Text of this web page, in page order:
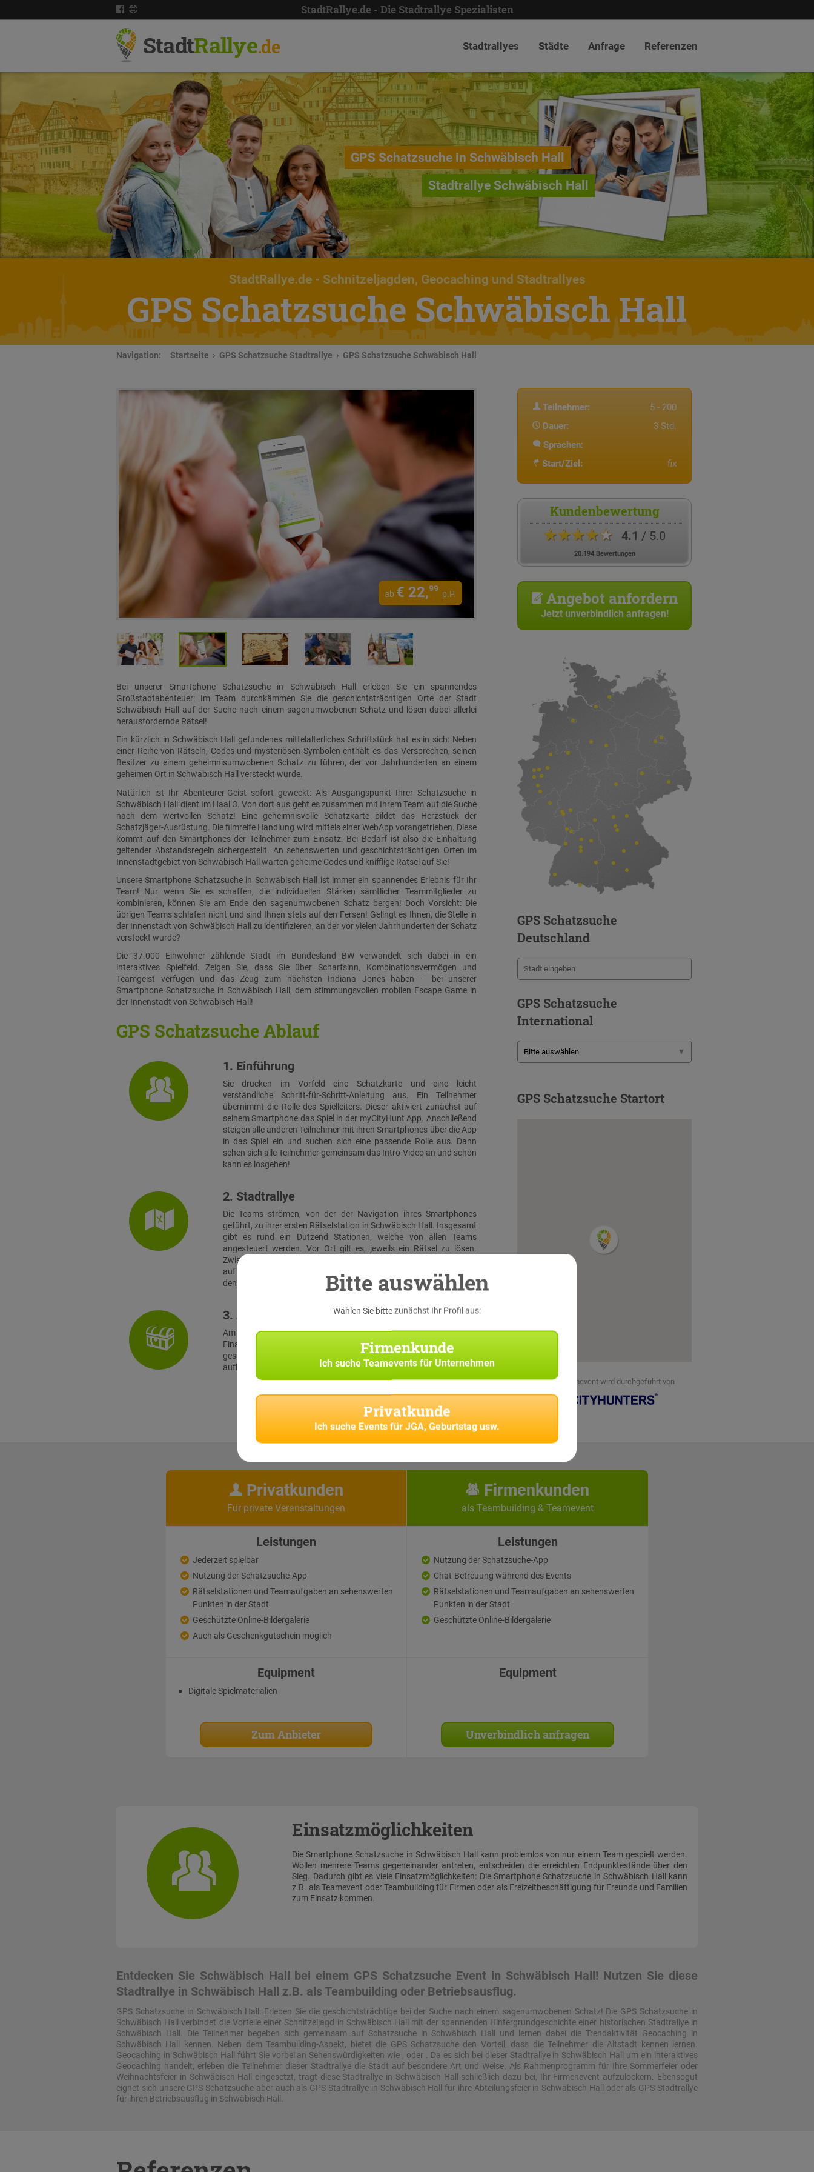
StadtRallye.de - Die Stadtrallye Spezialisten
StadtRallye.de Stadtrallyes Städte Anfrage Referenzen
GPS Schatzsuche in Schwäbisch Hall
Stadtrallye Schwäbisch Hall
StadtRallye.de- Schnitzeljagden, Geocaching und Stadtrallyes
GPS Schatzsuche Schwäbisch Hall
Navigation: Startseite GPS Schatzsuche Stadtrallye GPS Schatzsuche Schwäbisch Hall
ab € 22,99
p.P.
Bei unserer Smartphone Schatzsuche in Schwäbisch Hall erleben Sie ein spannendes
Großstadtabenteuer: Im Team durchkämmen Sie die geschichtsträchtigen Orte der Stadt
Schwäbisch Hall auf der Suche nach einem sagenumwobenen Schatz und lösen dabei allerlei
herausfordernde Rätsel!
Ein kürzlich in Schwäbisch Hall gefundenes mittelalterliches Schriftstück hat es in sich: Neben
einer Reihe von Rätseln, Codes und mysteriösen Symbolen enthält es das Versprechen, seinen
Besitzer zu einem geheimnisumwobenen Schatz zu führen, der vor Jahrhunderten an einem
geheimen Ort in Schwäbisch Hall versteckt wurde.
Natürlich ist Ihr Abenteurer-Geist sofort geweckt: Als Ausgangspunkt Ihrer Schatzsuche in
Schwäbisch Hall dient Im Haal 3. Von dort aus geht es zusammen mit Ihrem Team auf die Suche
nach dem wertvollen Schatz! Eine geheimnisvolle Schatzkarte bildet das Herzstück der
Schatzjäger-Ausrüstung. Die filmreife Handlung wird mittels einer WebApp vorangetrieben. Diese
kommt auf den Smartphones der Teilnehmer zum Einsatz. Bei Bedarf ist also die Einhaltung
geltender Abstandsregeln sichergestellt. An sehenswerten und geschichtsträchtigen Orten im
Innenstadtgebiet von Schwäbisch Hall warten geheime Codes und knifflige Rätsel auf Sie!
Unsere Smartphone Schatzsuche in Schwäbisch Hall ist immer ein spannendes Erlebnis für Ihr
Team! Nur wenn Sie es schaffen, die individuellen Stärken sämtlicher Teammitglieder zu
kombinieren, können Sie am Ende den sagenumwobenen Schatz bergen! Doch Vorsicht: Die
übrigen Teams schlafen nicht und sind Ihnen stets auf den Fersen! Gelingt es Ihnen, die Stelle in
der Innenstadt von Schwäbisch Hall zu identifizieren, an der vor vielen Jahrhunderten der Schatz
versteckt wurde?
Die 37.000 Einwohner zählende Stadt im Bundesland BW verwandelt sich dabei in ein
interaktives Spielfeld. Zeigen Sie, dass Sie über Scharfsinn, Kombinationsvermögen und
Teamgeist verfügen und das Zeug zum nächsten Indiana Jones haben – bei unserer
Smartphone Schatzsuche in Schwäbisch Hall, dem stimmungsvollen mobilen Escape Game in
der Innenstadt von Schwäbisch Hall!
GPS Schatzsuche Ablauf
1. Einführung
Sie drucken im Vorfeld eine Schatzkarte und eine leicht
verständliche Schritt-für-Schritt-Anleitung aus. Ein Teilnehmer
übernimmt die Rolle des Spielleiters. Dieser aktiviert zunächst auf
seinem Smartphone das Spiel in der myCityHunt App. Anschließend
steigen alle anderen Teilnehmer mit ihren Smartphones über die App
in das Spiel ein und suchen sich eine passende Rolle aus. Dann
sehen sich alle Teilnehmer gemeinsam das Intro-Video an und schon
kann es losgehen!
2. Stadtrallye
Die Teams strömen, von der der Navigation ihres Smartphones
geführt, zu ihrer ersten Rätselstation in Schwäbisch Hall. Insgesamt
gibt es rund ein Dutzend Stationen, welche von allen Teams
angesteuert werden. Vor Ort gilt es, jeweils ein Rätsel zu lösen.
Zwischendurch bekommt jeder Teilnehmer zusätzliche Challenges
auf sein Handy gespielt. Diese Aufgaben entsprechen thematisch
den vorab verteilten Teilnehmer-Rollen.
3. Abschluss & Schatzfund
Am Finalort treffen alle Teams wieder aufeinander. Beim großen
Finale müssen die Teilnehmer noch einmal alles geben, um durch
geschickte Kombination der Lösungen der aufeinander
aufbauenden Rätsel gemeinsam den virtuellen Schatz zu bergen...
Teilnehmer:
5 - 200
Dauer:
3 Std.
Sprachen:
Start/Ziel:
fix
Kundenbewertung
★★★★★ 4.1 / 5.0
20.194 Bewertungen
Angebot anfordern
Jetzt unverbindlich anfragen!
GPS Schatzsuche
Deutschland
GPS Schatzsuche
International
GPS Schatzsuche Startort
Dieses Teamevent wird durchgeführt von
Privatkunden
Für private Veranstaltungen
Firmenkunden
als Teambuilding & Teamevent
Leistungen
Jederzeit spielbar
Nutzung der Schatzsuche-App
Rätselstationen und Teamaufgaben an sehenswerten
Punkten in der Stadt
Geschützte Online-Bildergalerie
Auch als Geschenkgutschein möglich
Leistungen
Nutzung der Schatzsuche-App
Chat-Betreuung während des Events
Rätselstationen und Teamaufgaben an sehenswerten
Punkten in der Stadt
Geschützte Online-Bildergalerie
Equipment
Digitale Spielmaterialien
Equipment
Zum Anbieter Unverbindlich anfragen
Einsatzmöglichkeiten
Die Smartphone Schatzsuche in Schwäbisch Hall kann problemlos von nur einem Team gespielt werden.
Wollen mehrere Teams gegeneinander antreten, entscheiden die erreichten Endpunktestände über den
Sieg. Dadurch gibt es viele Einsatzmöglichkeiten: Die Smartphone Schatzsuche in Schwäbisch Hall kann
z.B. als Teamevent oder Teambuilding für Firmen oder als Freizeitbeschäftigung für Freunde und Familien
zum Einsatz kommen.
Entdecken Sie Schwäbisch Hall bei einem GPS Schatzsuche Event in Schwäbisch Hall! Nutzen Sie diese
Stadtrallye in Schwäbisch Hall z.B. als Teambuilding oder Betriebsausflug.
GPS Schatzsuche in Schwäbisch Hall: Erleben Sie die geschichtsträchtige bei der Suche nach einem sagenumwobenen Schatz! Die GPS Schatzsuche in
Schwäbisch Hall verbindet die Vorteile einer Schnitzeljagd in Schwäbisch Hall mit der spannenden Hintergrundgeschichte einer historischen Stadtrallye in
Schwäbisch Hall. Die Teilnehmer begeben sich gemeinsam auf Schatzsuche in Schwäbisch Hall und lernen dabei die Trendaktivität Geocaching in
Schwäbisch Hall kennen. Neben dem Teambuilding-Aspekt, bietet die GPS Schatzsuche den Vorteil, dass die Teilnehmer die Altstadt kennen lernen.
Geocaching in Schwäbisch Hall führt Sie vorbei an Sehenswürdigkeiten wie , oder . Da es sich bei dieser Stadtrallye in Schwäbisch Hall um ein interaktives
Geocaching handelt, erleben die Teilnehmer dieser Stadtrallye die Stadt auf besondere Art und Weise. Als Rahmenprogramm für Ihre Sommerfeier oder
Weihnachtsfeier in Schwäbisch Hall eingesetzt, trägt diese Stadtrallye in Schwäbisch Hall schließlich dazu bei, Ihr Firmenevent aufzulockern. Ebensogut
eignet sich unsere GPS Schatzsuche aber auch als GPS Stadtrallye in Schwäbisch Hall für ihre Abteilungsfeier in Schwäbisch Hall oder als GPS Stadtrallye
für ihren Betriebsausflug in Schwäbisch Hall.
Bitte auswählen
Wählen Sie bitte zunächst Ihr Profil aus:
Firmenkunde
Ich suche Teamevents für Unternehmen
Privatkunde
Ich suche Events für JGA, Geburtstag usw.